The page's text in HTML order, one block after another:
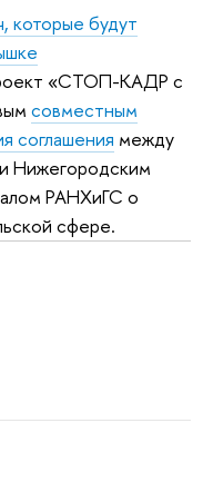
которые будут
«СТОП-КАДР с
совместным
соглашения между
Нижегородским
РАНХиГС о
сфере.